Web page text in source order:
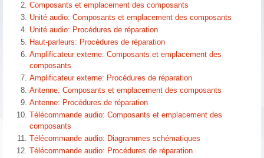
Composants et emplacement des composants
Unité audio: Composants et emplacement des composants
Unité audio: Procédures de réparation
Haut-parleurs: Procédures de réparation
Amplificateur externe: Composants et emplacement des
composants
Amplificateur externe: Procédures de réparation
Antenne: Composants et emplacement des composants
Antenne: Procédures de réparation
Télécommande audio: Composants et emplacement des
composants
Télécommande audio: Diagrammes schématiques
Télécommande audio: Procédures de réparation